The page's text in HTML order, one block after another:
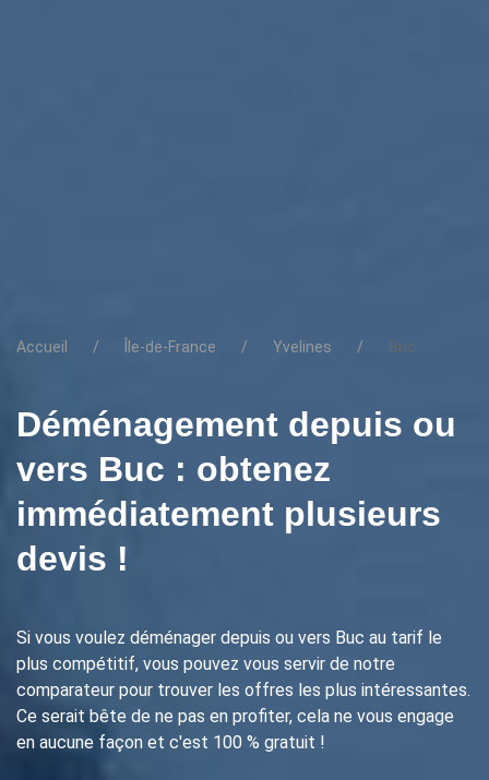
Accueil Île-de-France Yvelines Buc
Déménagement depuis ou
vers Buc : obtenez
immédiatement plusieurs
devis !
Si vous voulez déménager depuis ou vers Buc au tarif le
plus compétitif, vous pouvez vous servir de notre
comparateur pour trouver les offres les plus intéressantes.
Ce serait bête de ne pas en profiter, cela ne vous engage
en aucune façon et c'est 100 % gratuit !